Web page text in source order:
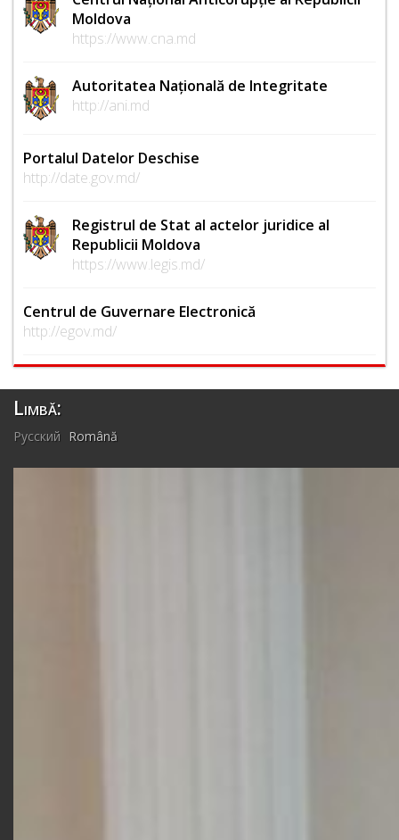
Moldova
https://www.cna.md
Autoritatea Națională de Integritate
http://ani.md
Portalul Datelor Deschise
http://date.gov.md/
Registrul de Stat al actelor juridice al
Republicii Moldova
https://www.legis.md/
Centrul de Guvernare Electronică
http://egov.md/
Limbă:
Русский Română